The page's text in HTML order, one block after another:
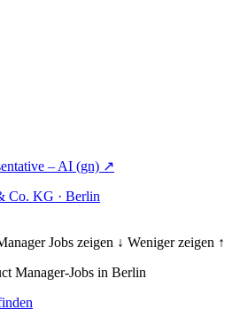
– AI (gn) ↗
Co. KG · Berlin
Jobs zeigen ↓ Weniger zeigen ↑
Manager-Jobs in Berlin